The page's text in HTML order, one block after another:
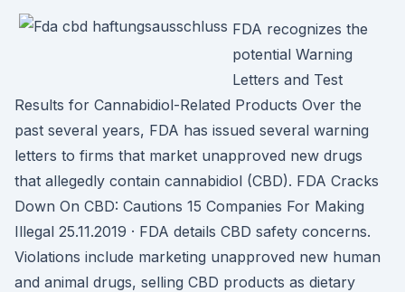
FDA recognizes the
potential Warning
Letters and Test
Results for Cannabidiol-Related Products Over the
past several years, FDA has issued several warning
letters to firms that market unapproved new drugs
that allegedly contain cannabidiol (CBD). FDA Cracks
Down On CBD: Cautions 15 Companies For Making
Illegal 25.11.2019 · FDA details CBD safety concerns.
Violations include marketing unapproved new human
and animal drugs, selling CBD products as dietary